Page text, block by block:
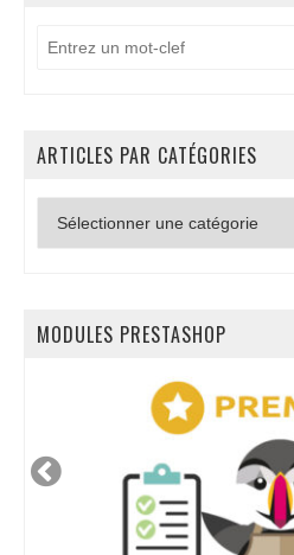
ARTICLES PAR CATÉGORIES
par
MODULES PRESTASHOP